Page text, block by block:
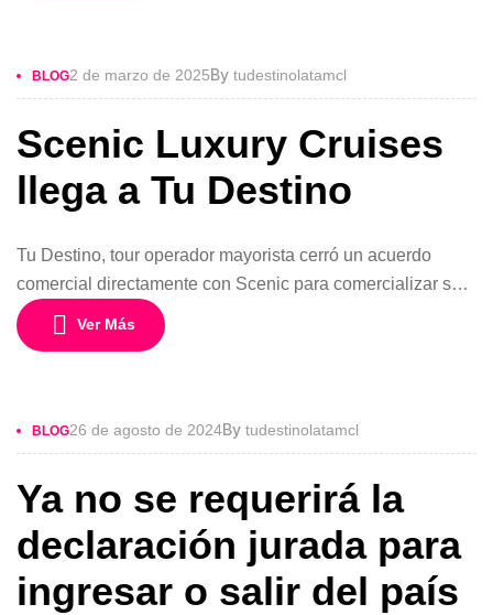
BLOG2 de marzo de 2025By tudestinolatamcl
Scenic Luxury Cruises
llega a Tu Destino
Tu Destino, tour operador mayorista cerró un acuerdo
comercial directamente con Scenic para comercializar sus
barcos de lujo en el mercado chileno. Alfonso Marzano,
gerente general del operador especialista en cruceros
hasta el 2027 tanto en marítimos como en […]
Ver Más
BLOG26 de agosto de 2024By tudestinolatamcl
Ya no se requerirá la
declaración jurada para
ingresar o salir del país